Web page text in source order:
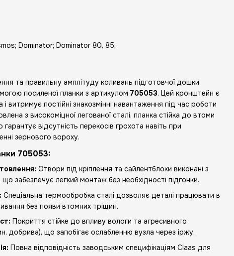
Dominator; Dominator 80, 85;
та правильну амплітуду коливань підготовчої дошки
посиленої планки з артикулом 705053. Цей кронштейн є
і витримує постійні знакозмінні навантаження під час роботи
з високоміцної легованої сталі, планка стійка до втоми
відсутність перекосів грохота навіть при
зернового вороху.
705053:
Отвори під кріплення та сайлентблоки виконані з
забезпечує легкий монтаж без необхідності підгонки.
Спеціальна термообробка сталі дозволяє деталі працювати в
без появи втомних тріщин.
Покриття стійке до впливу вологи та агресивного
добрива), що запобігає ослабленню вузла через іржу.
Повна відповідність заводським специфікаціям Claas для